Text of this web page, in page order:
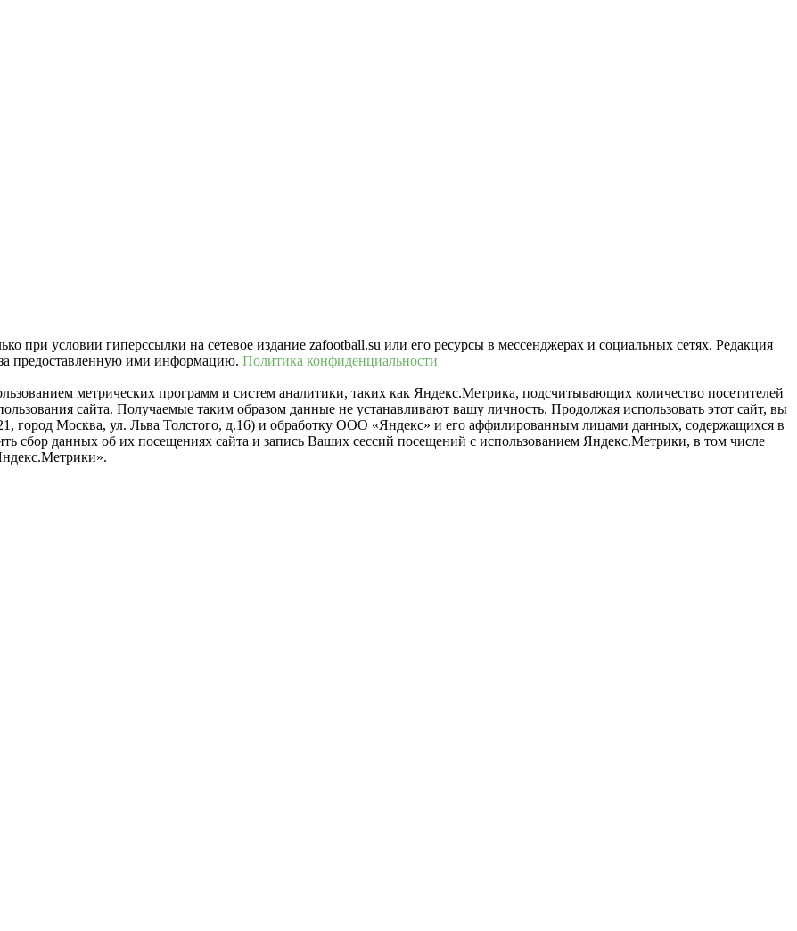
при условии гиперссылки на сетевое издание zafootball.su или его ресурсы в мессенджерах и социальных сетях. Редакция
за предоставленную ими информацию. Политика конфиденциальности
метрических программ и систем аналитики, таких как Яндекс.Метрика, подсчитывающих количество посетителей
сайта. Получаемые таким образом данные не устанавливают вашу личность. Продолжая использовать этот сайт, вы
город Москва, ул. Льва Толстого, д.16) и обработку ООО «Яндекс» и его аффилированным лицами данных, содержащихся в
сбор данных об их посещениях сайта и запись Ваших сессий посещений с использованием Яндекс.Метрики, в том числе